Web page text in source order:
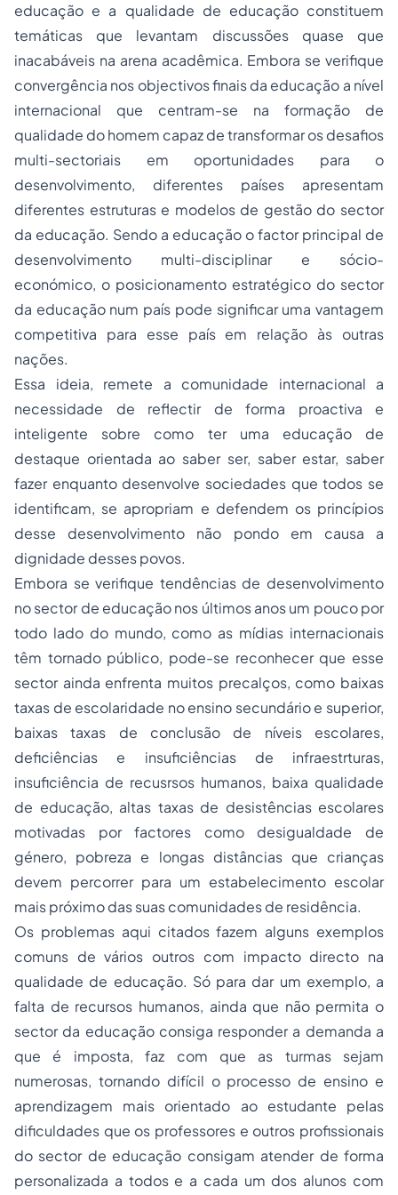
educação e a qualidade de educação constituem
temáticas que levantam discussões quase que
inacabáveis na arena acadêmica. Embora se verifique
convergência nos objectivos finais da educação a nível
internacional que centram-se na formação de
qualidade do homem capaz de transformar os desafios
multi-sectoriais em oportunidades para o
desenvolvimento, diferentes países apresentam
diferentes estruturas e modelos de gestão do sector
da educação. Sendo a educação o factor principal de
desenvolvimento multi-disciplinar e sócio-
económico, o posicionamento estratégico do sector
da educação num país pode significar uma vantagem
competitiva para esse país em relação às outras
nações.
Essa ideia, remete a comunidade internacional a
necessidade de reflectir de forma proactiva e
inteligente sobre como ter uma educação de
destaque orientada ao saber ser, saber estar, saber
fazer enquanto desenvolve sociedades que todos se
identificam, se apropriam e defendem os princípios
desse desenvolvimento não pondo em causa a
dignidade desses povos.
Embora se verifique tendências de desenvolvimento
no sector de educação nos últimos anos um pouco por
todo lado do mundo, como as mídias internacionais
têm tornado público, pode-se reconhecer que esse
sector ainda enfrenta muitos precalços, como baixas
taxas de escolaridade no ensino secundário e superior,
baixas taxas de conclusão de níveis escolares,
deficiências e insuficiências de infraestrturas,
insuficiência de recusrsos humanos, baixa qualidade
de educação, altas taxas de desistências escolares
motivadas por factores como desigualdade de
género, pobreza e longas distâncias que crianças
devem percorrer para um estabelecimento escolar
mais próximo das suas comunidades de residência.
Os problemas aqui citados fazem alguns exemplos
comuns de vários outros com impacto directo na
qualidade de educação. Só para dar um exemplo, a
falta de recursos humanos, ainda que não permita o
sector da educação consiga responder a demanda a
que é imposta, faz com que as turmas sejam
numerosas, tornando difícil o processo de ensino e
aprendizagem mais orientado ao estudante pelas
dificuldades que os professores e outros profissionais
do sector de educação consigam atender de forma
personalizada a todos e a cada um dos alunos com